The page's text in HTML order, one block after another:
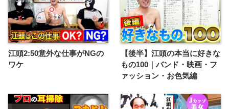
江頭2:50意外な仕事がNGの
ワケ
【後半】江頭の本当に好きな
もの100｜バンド・映画・フ
ァッション・お色気編